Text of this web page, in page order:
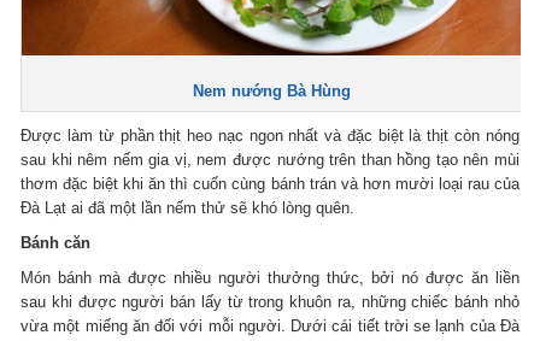
Nem nướng Bà Hùng
Được làm từ phần thịt heo nạc ngon nhất và đặc biệt là thịt còn nóng
sau khi nêm nếm gia vị, nem được nướng trên than hồng tạo nên mùi
thơm đặc biệt khi ăn thì cuốn cùng bánh trán và hơn mười loại rau của
Đà Lạt ai đã một lần nếm thử sẽ khó lòng quên.
Bánh căn
Món bánh mà được nhiều người thưởng thức, bởi nó được ăn liền
sau khi được người bán lấy từ trong khuôn ra, những chiếc bánh nhỏ
vừa một miếng ăn đối với mỗi người. Dưới cái tiết trời se lạnh của Đà